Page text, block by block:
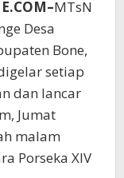
MTsN
Desa
Bone,
setiap
dan lancar
Jumat
malam
Porseka XIV